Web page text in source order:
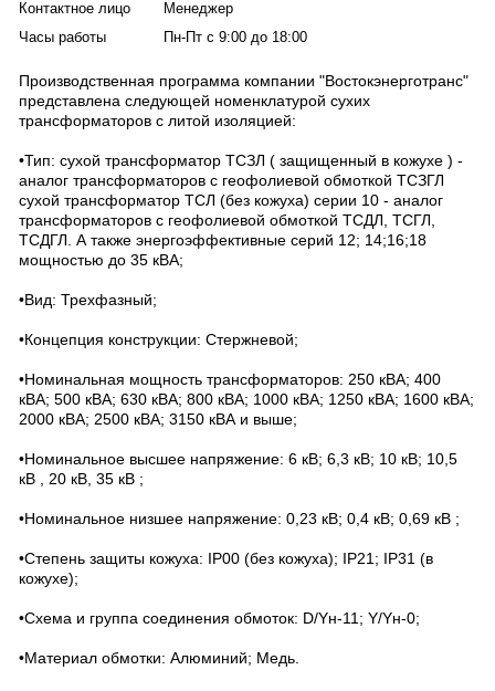
Контактное лицо
Менеджер
Часы работы
Пн-Пт с 9:00 до 18:00
Производственная программа компании "Востокэнерготранс"
представлена следующей номенклатурой сухих
трансформаторов с литой изоляцией:
•Тип: сухой трансформатор ТСЗЛ ( защищенный в кожухе ) -
аналог трансформаторов с геофолиевой обмоткой ТСЗГЛ
сухой трансформатор ТСЛ (без кожуха) серии 10 - аналог
трансформаторов с геофолиевой обмоткой ТСДЛ, ТСГЛ,
ТСДГЛ. А также энергоэффективные серий 12; 14;16;18
мощностью до 35 кВА;
•Вид: Трехфазный;
•Концепция конструкции: Стержневой;
•Номинальная мощность трансформаторов: 250 кВА; 400
кВА; 500 кВА; 630 кВА; 800 кВА; 1000 кВА; 1250 кВА; 1600 кВА;
2000 кВА; 2500 кВА; 3150 кВА и выше;
•Номинальное высшее напряжение: 6 кВ; 6,3 кВ; 10 кВ; 10,5
кВ , 20 кВ, 35 кВ ;
•Номинальное низшее напряжение: 0,23 кВ; 0,4 кВ; 0,69 кВ ;
•Степень защиты кожуха: IP00 (без кожуха); IP21; IP31 (в
кожухе);
•Схема и группа соединения обмоток: D/Yн-11; Y/Yн-0;
•Материал обмотки: Алюминий; Медь.